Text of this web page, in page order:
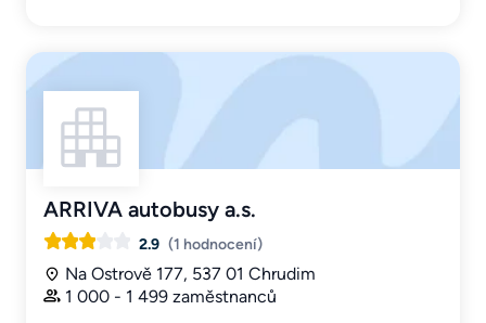
ARRIVA autobusy a.s.
2.9 (1 hodnocení)
Na Ostrově 177, 537 01 Chrudim
1 000 - 1 499 zaměstnanců